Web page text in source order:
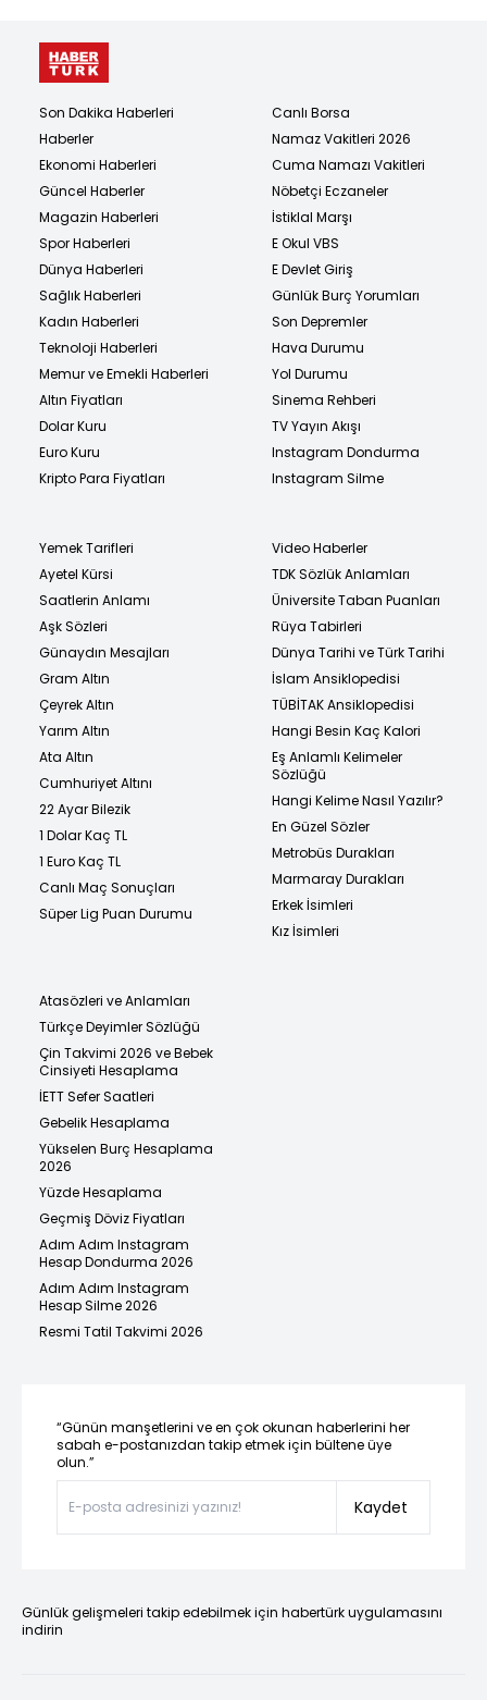
Son Dakika Haberleri
Haberler
Ekonomi Haberleri
Güncel Haberler
Magazin Haberleri
Spor Haberleri
Dünya Haberleri
Sağlık Haberleri
Kadın Haberleri
Teknoloji Haberleri
Memur ve Emekli Haberleri
Altın Fiyatları
Dolar Kuru
Euro Kuru
Kripto Para Fiyatları
Canlı Borsa
Namaz Vakitleri 2026
Cuma Namazı Vakitleri
Nöbetçi Eczaneler
İstiklal Marşı
E Okul VBS
E Devlet Giriş
Günlük Burç Yorumları
Son Depremler
Hava Durumu
Yol Durumu
Sinema Rehberi
TV Yayın Akışı
Instagram Dondurma
Instagram Silme
Yemek Tarifleri
Ayetel Kürsi
Saatlerin Anlamı
Aşk Sözleri
Günaydın Mesajları
Gram Altın
Çeyrek Altın
Yarım Altın
Ata Altın
Cumhuriyet Altını
22 Ayar Bilezik
1 Dolar Kaç TL
1 Euro Kaç TL
Canlı Maç Sonuçları
Süper Lig Puan Durumu
Video Haberler
TDK Sözlük Anlamları
Üniversite Taban Puanları
Rüya Tabirleri
Dünya Tarihi ve Türk Tarihi
İslam Ansiklopedisi
TÜBİTAK Ansiklopedisi
Hangi Besin Kaç Kalori
Eş Anlamlı Kelimeler
Sözlüğü
Hangi Kelime Nasıl Yazılır?
En Güzel Sözler
Metrobüs Durakları
Marmaray Durakları
Erkek İsimleri
Kız İsimleri
Atasözleri ve Anlamları
Türkçe Deyimler Sözlüğü
Çin Takvimi 2026 ve Bebek
Cinsiyeti Hesaplama
İETT Sefer Saatleri
Gebelik Hesaplama
Yükselen Burç Hesaplama
2026
Yüzde Hesaplama
Geçmiş Döviz Fiyatları
Adım Adım Instagram
Hesap Dondurma 2026
Adım Adım Instagram
Hesap Silme 2026
Resmi Tatil Takvimi 2026
“Günün manşetlerini ve en çok okunan haberlerini her
sabah e-postanızdan takip etmek için bültene üye
olun.”
Kaydet
Günlük gelişmeleri takip edebilmek için habertürk uygulamasını
indirin